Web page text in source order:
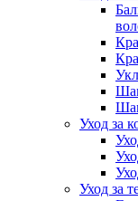
Уход за
Уход за